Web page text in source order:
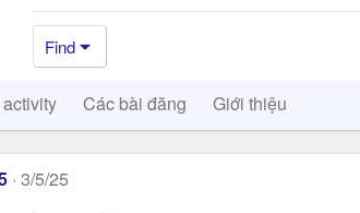
Find
Các bài đăng Giới thiệu
3/5/25